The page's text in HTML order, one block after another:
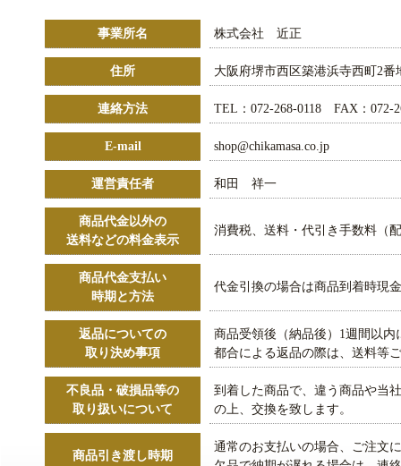
事業所名 株式会社 近正
住所 大阪府堺市西区築港浜寺西町2番
連絡方法 TEL：072-268-0118 FAX：072-
E-mail shop@chikamasa.co.jp
運営責任者 和田 祥一
商品代金以外の
送料などの料金表示
消費税、送料・代引き手数料（
商品代金支払い
時期と方法
代金引換の場合は商品到着時現
返品についての
取り決め事項
商品受領後（納品後）1週間以
都合による返品の際は、送料等
不良品・破損品等の
取り扱いについて
到着した商品で、違う商品や当
の上、交換を致します。
商品引き渡し時期
通常のお支払いの場合、ご注文